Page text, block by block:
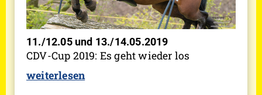
11./12.05 und 13./14.05.2019
CDV-Cup 2019: Es geht wieder los
weiterlesen